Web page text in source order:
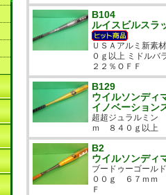
B104
ルイスビルスラ
ＵＳＡアルミ新
０ｇ以上 ミドル
２２％ＯＦＦ
B129
ウイルソンデ
イノベーション
超超ジュラルミ
ｍ ８４０ｇ以上
B2
ウイルソンディ
ブードゥーゴー
００ｇ ６７ｍｍ
Ｆ